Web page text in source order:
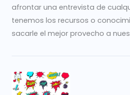
afrontar una entrevista de
tenemos los recursos o
sacarle el mejor provecho a